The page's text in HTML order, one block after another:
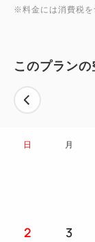
朝食と夕食付
館内でご利用
グッズが付い
前まで可能です
※料金には消費税を
このプラン
日 月
2 3